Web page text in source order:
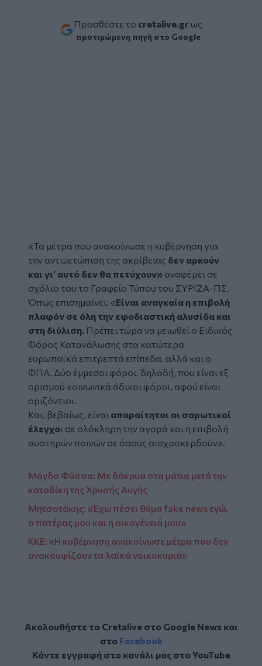
Προσθέστε το cretalive.gr ως
προτιμώμενη πηγή στο Google
«Τα μέτρα που ανακοίνωσε η κυβέρνηση για
την αντιμετώπιση της ακρίβειας δεν αρκούν
και γι’ αυτό δεν θα πετύχουν» αναφέρει σε
σχόλιο του το Γραφείο Τύπου του ΣΥΡΙΖΑ-ΠΣ.
Όπως επισημαίνει: «Είναι αναγκαία η επιβολή
πλαφόν σε όλη την εφοδιαστική αλυσίδα και
στη διύλιση. Πρέπει τώρα να μειωθεί ο Ειδικός
Φόρος Κατανάλωσης στα κατώτερα
ευρωπαϊκά επιτρεπτά επίπεδα, αλλά και ο
ΦΠΑ. Δύο έμμεσοι φόροι, δηλαδή, που είναι εξ
ορισμού κοινωνικά άδικοι φόροι, αφού είναι
οριζόντιοι.
Και, βεβαίως, είναι απαραίτητοι οι σαρωτικοί
έλεγχοι σε ολόκληρη την αγορά και η επιβολή
αυστηρών ποινών σε όσους αισχροκερδούν».
Μάγδα Φύσσα: Με δάκρυα στα μάτια μετά την
καταδίκη της Χρυσής Αυγής
Μητσοτάκης: «Έχω πέσει θύμα fake news εγώ,
ο πατέρας μου και η οικογένειά μου»
ΚΚΕ: «Η κυβέρνηση ανακοίνωσε μέτρα που δεν
ανακουφίζουν τα λαϊκά νοικοκυριά»
Ακολουθήστε το Cretalive στο Google Newsκαι
στο Facebook
Κάντε εγγραφή στο κανάλι μας στοYouTube